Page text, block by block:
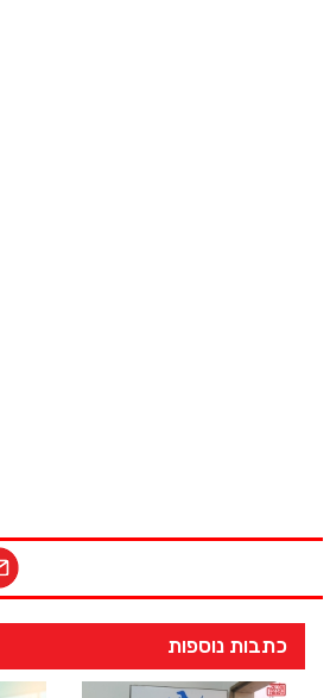
כתבות נוספות